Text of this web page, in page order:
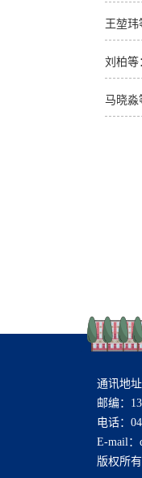
王堃玮
刘柏等
马晓淼
通讯地
邮编：
电话：
E-mail：
版权所